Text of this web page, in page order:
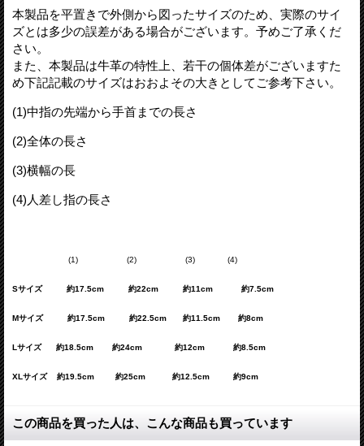
本製品を平置きで外側から図ったサイズのため、実際のサイ
ズとは多少の誤差がある場合がございます。予めご了承くだ
さい。
また、本製品は牛革の特性上、若干の個体差がございますた
め下記記載のサイズはおおよその大きとしてご参考下さい。
(1)中指の先端から手首までの長さ
(2)全体の長さ
(3)横幅の長
(4) 人差し指の長さ
(1) (2) (3) (4)
Sサイズ 約17.5cm 約22cm 約11cm 約7.5cm
Mサイズ 約17.5cm 約22.5cm 約11.5cm 約8cm
Lサイズ 約18.5cm 約24cm 約12cm 約8.5cm
XLサイズ 約19.5cm 約25cm 約12.5cm 約9cm
この商品を買った人は、こんな商品も買っています